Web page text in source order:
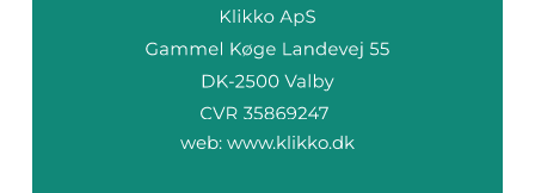
web: www.klikko.dk